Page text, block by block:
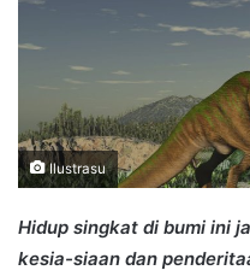
Ilustrasu
Hidup singkat di bumi ini
kesia-siaan dan